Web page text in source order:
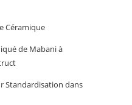
Céramique
de Mabani à
Standardisation dans